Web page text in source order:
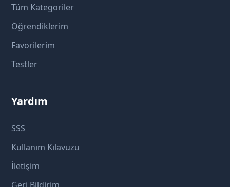
Tüm Kategoriler
Öğrendiklerim
Favorilerim
Testler
Yardım
SSS
Kullanım Kılavuzu
İletişim